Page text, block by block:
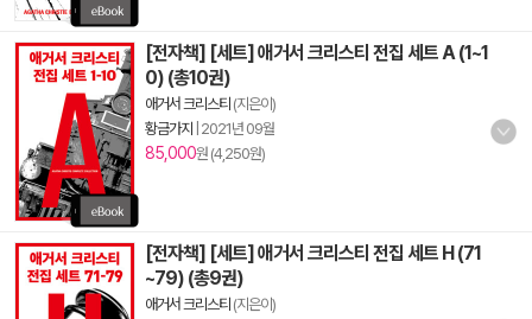
[전자책] [세트] 애거서 크리스티 전집 세트 A (1~1
0) (총10권)
애거서 크리스티 (지은이)
황금가지
2021년 09월
85,000원 (4,250원)
[전자책] [세트] 애거서 크리스티 전집 세트 H (71
~79) (총9권)
애거서 크리스티 (지은이)